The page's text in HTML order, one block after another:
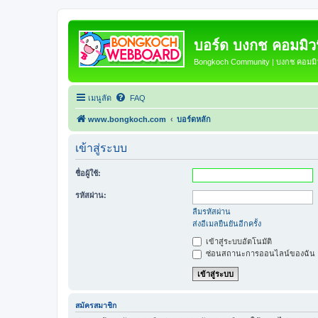
บอร์ด บงกช คอมมิ
Bongkoch Community | บงกช คอม
เมนูลัด FAQ
www.bongkoch.com บอร์ดหลัก
เข้าสู่ระบบ
ชื่อผู้ใช้:
รหัสผ่าน:
ลืมรหัสผ่าน
ส่งอีเมลยืนยันอีกครั้ง
เข้าสู่ระบบอัตโนมัติ
ซ่อนสถานะการออนไลน์ของฉัน
สมัครสมาชิก